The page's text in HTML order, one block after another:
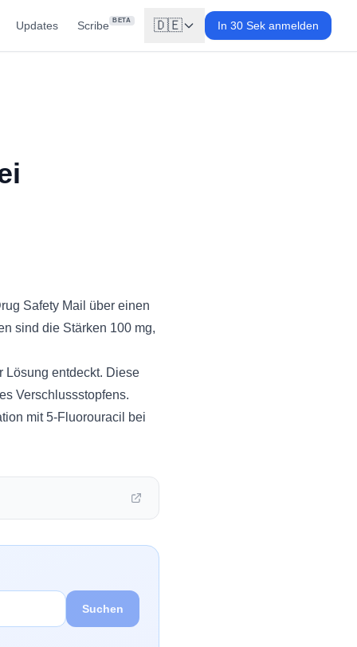
Updates Scribe BETA 🇩🇪 In 30 Sek anmelden
Safety Mail über einen
sind die Stärken 100 mg,
Lösung entdeckt. Diese
Verschlussstopfens.
mit 5-Fluorouracil bei
Suchen